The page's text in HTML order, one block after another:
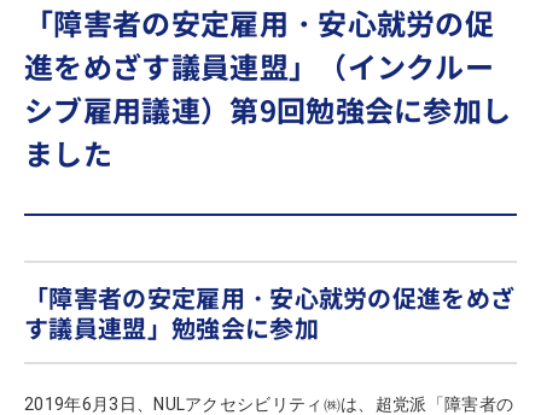
「障害者の安定雇用・安心就労の促
進をめざす議員連盟」（インクルー
シブ雇用議連）第9回勉強会に参加し
ました
「障害者の安定雇用・安心就労の促進をめざ
す議員連盟」勉強会に参加
2019年6月3日、NULアクセシビリティ㈱は、超党派「障害者の